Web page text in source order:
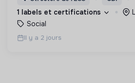
permettre de devenir des
debout.
1 labels et certifications
Social
Il y a 2 jours